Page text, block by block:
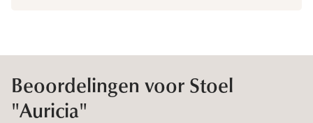
Beoordelingen voor Stoel
"Auricia"